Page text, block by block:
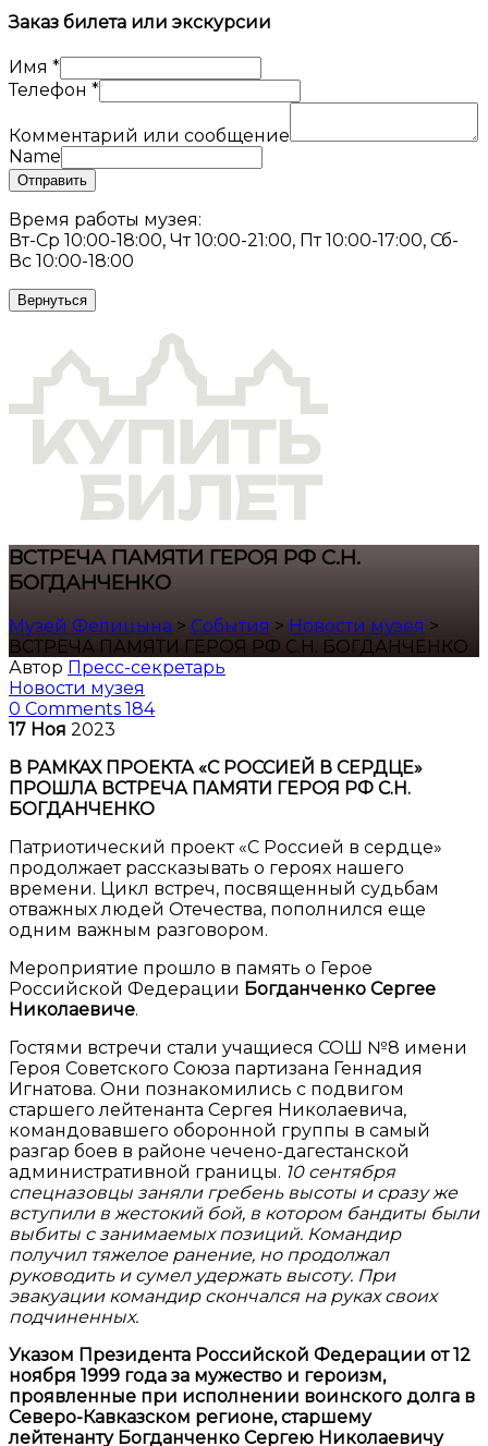
Заказ билета или экскурсии
Имя *
Телефон *
Комментарий или сообщение
Name
Отправить
Время работы музея:
Вт-Ср 10:00-18:00, Чт 10:00-21:00, Пт 10:00-17:00, Сб-
Вс 10:00-18:00
Вернуться
ВСТРЕЧА ПАМЯТИ ГЕРОЯ РФ С.Н.
БОГДАНЧЕНКО
Музей Фелицына > События > Новости музея >
ВСТРЕЧА ПАМЯТИ ГЕРОЯ РФ С.Н. БОГДАНЧЕНКО
Автор Пресс-секретарь
Новости музея
0 Comments 184
17 Ноя 2023
В РАМКАХ ПРОЕКТА «С РОССИЕЙ В СЕРДЦЕ»
ПРОШЛА ВСТРЕЧА ПАМЯТИ ГЕРОЯ РФ С.Н.
БОГДАНЧЕНКО
Патриотический проект «С Россией в сердце»
продолжает рассказывать о героях нашего
времени. Цикл встреч, посвященный судьбам
отважных людей Отечества, пополнился еще
одним важным разговором.
Мероприятие прошло в память о Герое
Российской Федерации Богданченко Сергее
Николаевиче.
Гостями встречи стали учащиеся СОШ №8 имени
Героя Советского Союза партизана Геннадия
Игнатова. Они познакомились с подвигом
старшего лейтенанта Сергея Николаевича,
командовавшего оборонной группы в самый
разгар боев в районе чечено-дагестанской
административной границы. 10 сентября
спецназовцы заняли гребень высоты и сразу же
вступили в жестокий бой, в котором бандиты были
выбиты с занимаемых позиций. Командир
получил тяжелое ранение, но продолжал
руководить и сумел удержать высоту. При
эвакуации командир скончался на руках своих
подчиненных.
Указом Президента Российской Федерации от 12
ноября 1999 года за мужество и героизм,
проявленные при исполнении воинского долга в
Северо-Кавказском регионе, старшему
лейтенанту Богданченко Сергею Николаевичу